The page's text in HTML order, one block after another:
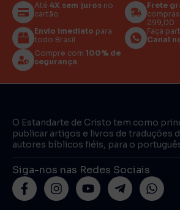
Até 4X sem juros no
cartão
Frete
compras
299,00
Envio imediato para
todo Brasil
Faça
Canal
Compre com 100% de
segurança
O Estandarte de Cristo tem como
publicar artigos e livros de traduções
autores bíblicos fiéis, para o
Siga-nos nas Redes Sociais